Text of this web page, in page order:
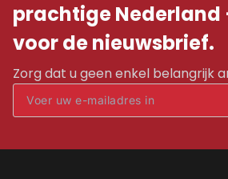
prachtige Nederland
voor de nieuwsbrief.
Zorg dat u geen enkel belangrijk